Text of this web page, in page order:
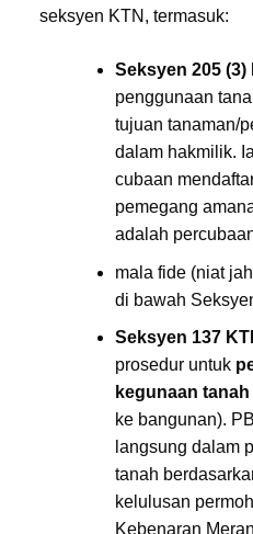
seksyen KTN, termasuk:
Seksyen 205 (3)
penggunaan
tujuan tanaman/
dalam hakmilik.
cubaan
pemegang
adalah
mala fide (niat
di bawah
Seksyen 137
prosedur untuk
kegunaan tanah
ke bangunan).
langsung dalam
tanah
kelulusan
Kebenaran